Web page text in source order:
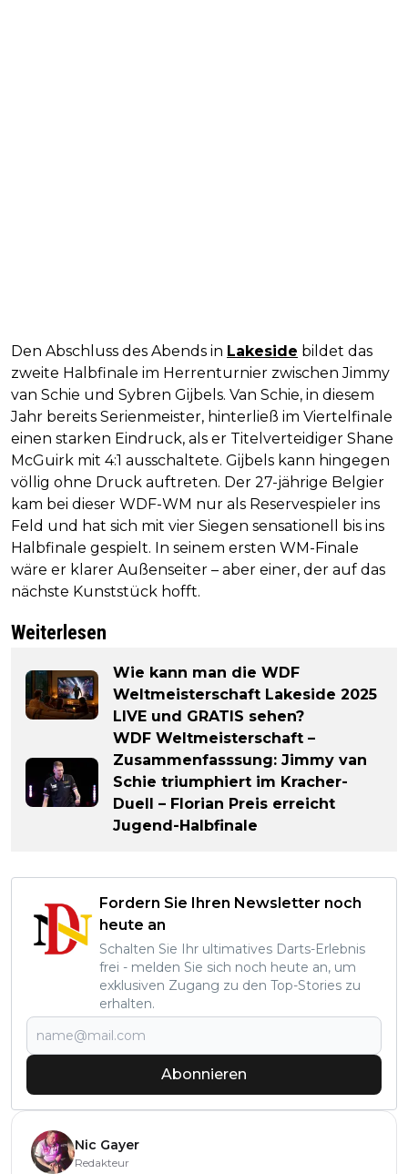
Den Abschluss des Abends in Lakeside bildet das
zweite Halbfinale im Herrenturnier zwischen Jimmy
van Schie und Sybren Gijbels. Van Schie, in diesem
Jahr bereits Serienmeister, hinterließ im Viertelfinale
einen starken Eindruck, als er Titelverteidiger Shane
McGuirk mit 4:1 ausschaltete. Gijbels kann hingegen
völlig ohne Druck auftreten. Der 27-jährige Belgier
kam bei dieser WDF-WM nur als Reservespieler ins
Feld und hat sich mit vier Siegen sensationell bis ins
Halbfinale gespielt. In seinem ersten WM-Finale
wäre er klarer Außenseiter – aber einer, der auf das
nächste Kunststück hofft.
Weiterlesen
Wie kann man die WDF
Weltmeisterschaft Lakeside 2025
LIVE und GRATIS sehen?
WDF Weltmeisterschaft –
Zusammenfasssung: Jimmy van
Schie triumphiert im Kracher-
Duell – Florian Preis erreicht
Jugend-Halbfinale
Fordern Sie Ihren Newsletter noch
heute an
Schalten Sie Ihr ultimatives Darts-Erlebnis
frei - melden Sie sich noch heute an, um
exklusiven Zugang zu den Top-Stories zu
erhalten.
Abonnieren
Nic Gayer
Redakteur